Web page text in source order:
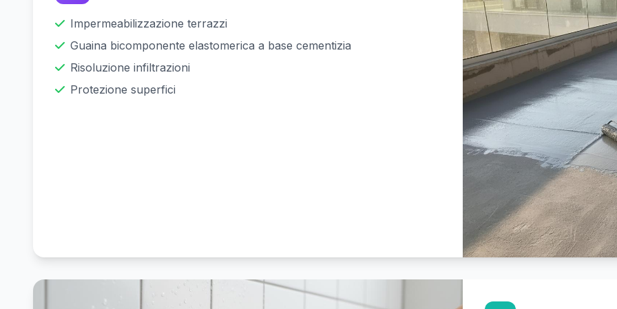
Impermeabilizzazione terrazzi
Guaina bicomponente elastomerica a base cementizia
Risoluzione infiltrazioni
Protezione superfici